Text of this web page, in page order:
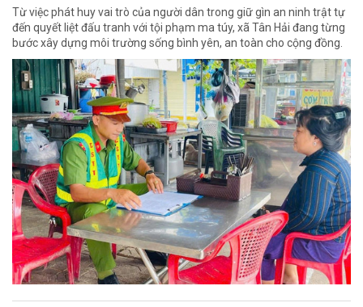
Từ việc phát huy vai trò của người dân trong giữ gìn an ninh trật tự
đến quyết liệt đấu tranh với tội phạm ma túy, xã Tân Hải đang từng
bước xây dựng môi trường sống bình yên, an toàn cho cộng đồng.